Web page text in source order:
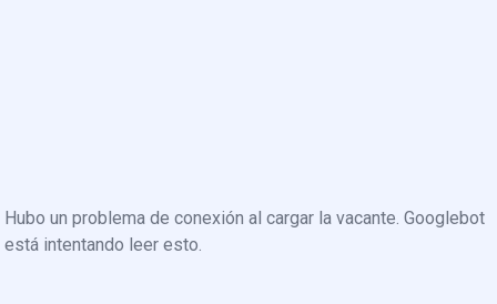
Hubo un problema de conexión al cargar la vacante. Googlebot
está intentando leer esto.